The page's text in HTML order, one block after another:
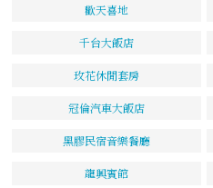
歡天喜地
千台大飯店
玫花休閒套房
冠倫汽車大飯店
黑膠民宿音樂餐廳
龍興賓館